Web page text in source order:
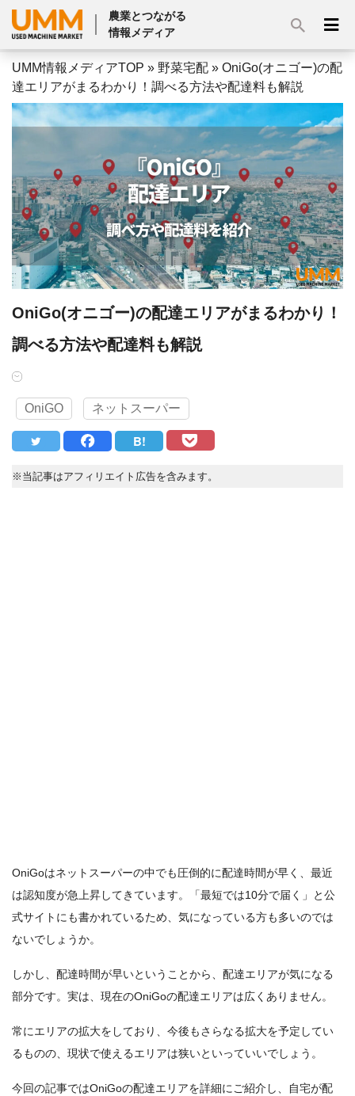
農業とつながる
情報メディア
UMM情報メディアTOP » 野菜宅配 » OniGo(オニゴー)の配
達エリアがまるわかり！調べる方法や配達料も解説
OniGo(オニゴー)の配達エリアがまるわかり！
調べる方法や配達料も解説
OniGO ネットスーパー
B!
※当記事はアフィリエイト広告を含みます。
OniGoはネットスーパーの中でも圧倒的に配達時間が早く、最近
は認知度が急上昇してきています。「最短では10分で届く」と公
式サイトにも書かれているため、気になっている方も多いのでは
ないでしょうか。
しかし、配達時間が早いということから、配達エリアが気になる
部分です。実は、現在のOniGoの配達エリアは広くありません。
常にエリアの拡大をしており、今後もさらなる拡大を予定してい
るものの、現状で使えるエリアは狭いといっていいでしょう。
今回の記事ではOniGoの配達エリアを詳細にご紹介し、自宅が配